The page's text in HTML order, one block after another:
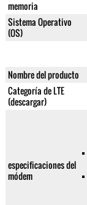
memoria
Sistema Operativo
(OS)
Nombre del producto
Categoría de LTE
(descargar)
especificaciones del
módem